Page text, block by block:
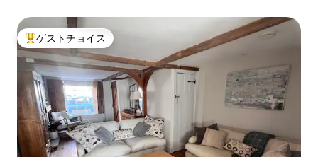
大好評のゲストチョイスです。
ゲストチョイス